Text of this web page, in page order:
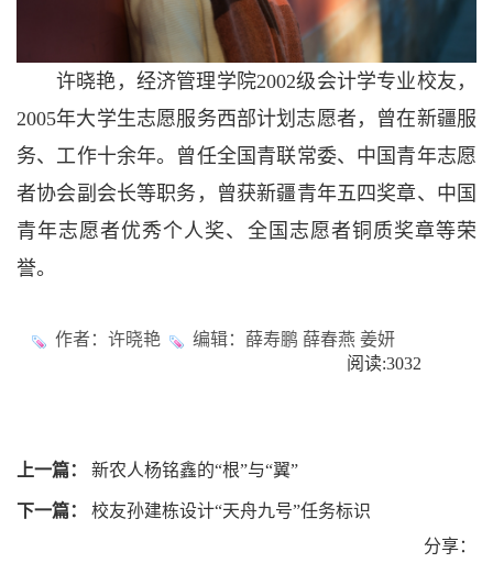
许晓艳，经济管理学院2002级会计学专业校友，
2005年大学生志愿服务西部计划志愿者，曾在新疆服
务、工作十余年。曾任全国青联常委、中国青年志愿
者协会副会长等职务，曾获新疆青年五四奖章、中国
青年志愿者优秀个人奖、全国志愿者铜质奖章等荣
誉。
作者：许晓艳
编辑：薛寿鹏 薛春燕 姜妍
阅读:3032
上一篇： 新农人杨铭鑫的“根”与“翼”
下一篇：
校友孙建栋设计“天舟九号”任务标识
分享：